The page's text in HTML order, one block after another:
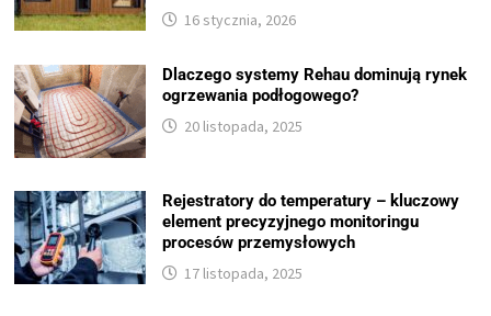
16 stycznia, 2026
Dlaczego systemy Rehau dominują rynek
ogrzewania podłogowego?
20 listopada, 2025
Rejestratory do temperatury – kluczowy
element precyzyjnego monitoringu
procesów przemysłowych
17 listopada, 2025